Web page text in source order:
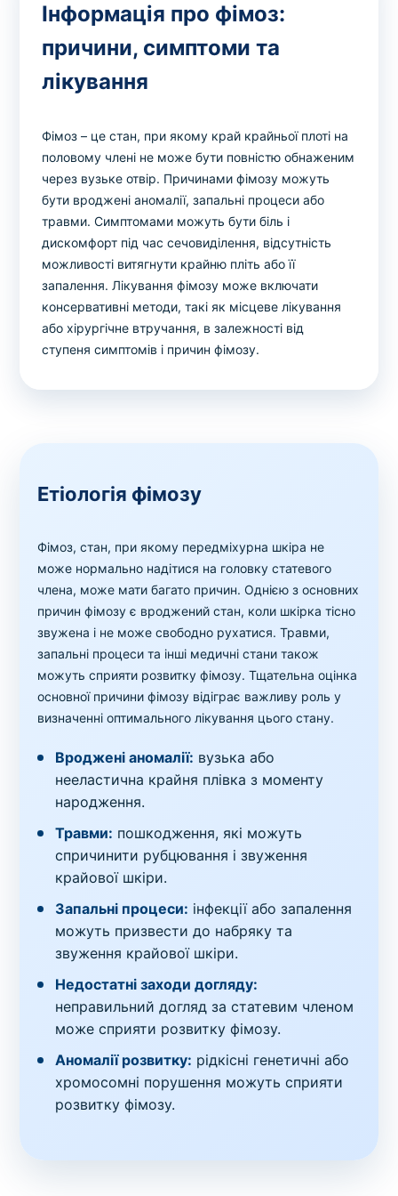
Інформація про фімоз:
причини, симптоми та
лікування
Фімоз – це стан, при якому край крайньої плоті на
половому члені не може бути повністю обнаженим
через вузьке отвір. Причинами фімозу можуть
бути вроджені аномалії, запальні процеси або
травми. Симптомами можуть бути біль і
дискомфорт під час сечовиділення, відсутність
можливості витягнути крайню пліть або її
запалення. Лікування фімозу може включати
консервативні методи, такі як місцеве лікування
або хірургічне втручання, в залежності від
ступеня симптомів і причин фімозу.
Етіологія фімозу
Фімоз, стан, при якому передміхурна шкіра не
може нормально надітися на головку статевого
члена, може мати багато причин. Однією з основних
причин фімозу є вроджений стан, коли шкірка тісно
звужена і не може свободно рухатися. Травми,
запальні процеси та інші медичні стани також
можуть сприяти розвитку фімозу. Тщательна оцінка
основної причини фімозу відіграє важливу роль у
визначенні оптимального лікування цього стану.
Вроджені аномалії: вузька або
нееластична крайня плівка з моменту
народження.
Травми: пошкодження, які можуть
спричинити рубцювання і звуження
крайової шкіри.
Запальні процеси: інфекції або запалення
можуть призвести до набряку та
звуження крайової шкіри.
Недостатні заходи догляду:
неправильний догляд за статевим членом
може сприяти розвитку фімозу.
Аномалії розвитку: рідкісні генетичні або
хромосомні порушення можуть сприяти
розвитку фімозу.